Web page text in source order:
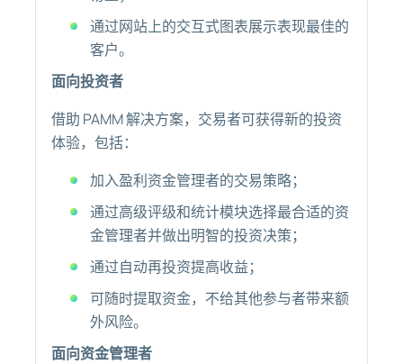
通过网站上的交互式图表展示表现最佳的
客户。
面向投资者
借助 PAMM 解决方案，交易者可获得新的投资
体验，包括：
加入盈利资金管理者的交易策略；
通过高级评级和统计模块选择最合适的资
金管理者并做出明智的投资决策；
通过自动再投资提高收益；
可随时提取资金，不给其他参与者带来额
外风险。
面向资金管理者